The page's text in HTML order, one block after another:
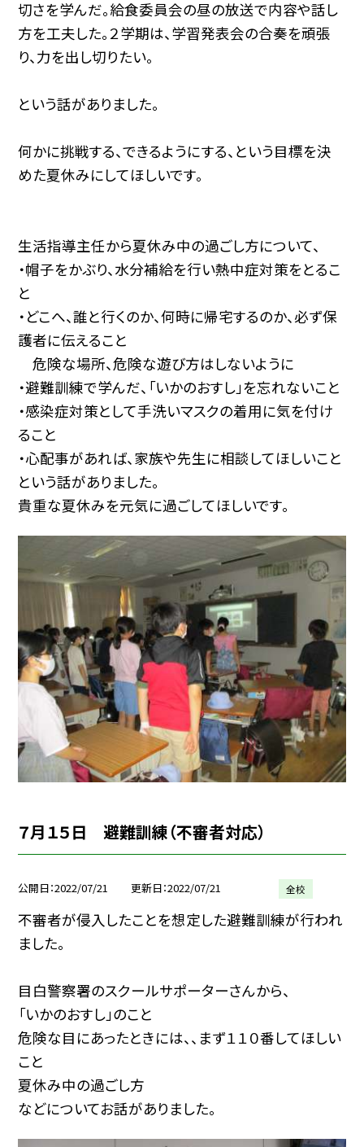
切さを学んだ。給食委員会の昼の放送で内容や話し
方を工夫した。２学期は、学習発表会の合奏を頑張
り、力を出し切りたい。
という話がありました。
何かに挑戦する、できるようにする、という目標を決
めた夏休みにしてほしいです。
生活指導主任から夏休み中の過ごし方について、
・帽子をかぶり、水分補給を行い熱中症対策をとるこ
と
・どこへ、誰と行くのか、何時に帰宅するのか、必ず保
護者に伝えること
危険な場所、危険な遊び方はしないように
・避難訓練で学んだ、「いかのおすし」を忘れないこと
・感染症対策として手洗いマスクの着用に気を付け
ること
・心配事があれば、家族や先生に相談してほしいこと
という話がありました。
貴重な夏休みを元気に過ごしてほしいです。
７月１５日 避難訓練（不審者対応）
公開日 2022/07/21 更新日 2022/07/21 全校
不審者が侵入したことを想定した避難訓練が行われ
ました。
目白警察署のスクールサポーターさんから、
「いかのおすし」のこと
危険な目にあったときには、、まず１１０番してほしい
こと
夏休み中の過ごし方
などについてお話がありました。